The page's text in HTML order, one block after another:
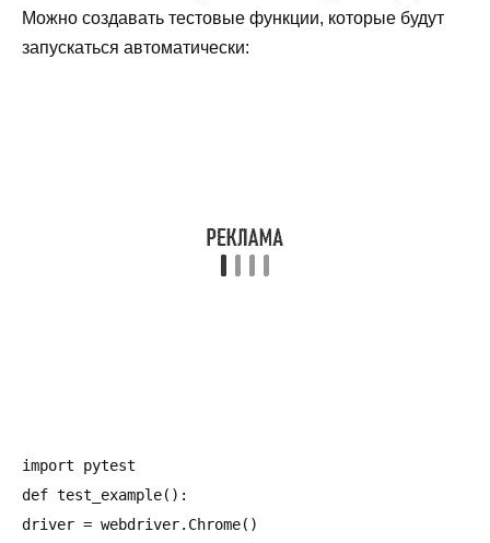
Можно создавать тестовые функции, которые будут
запускаться автоматически:
import pytest
def test_example():
driver = webdriver.Chrome()